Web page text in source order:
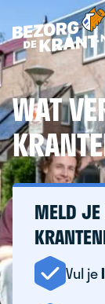
WAT
MELD JE
Vul je